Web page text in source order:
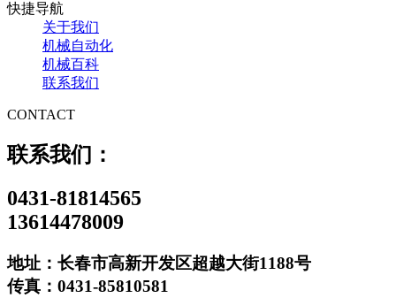
快捷导航
关于我们
机械自动化
机械百科
联系我们
CONTACT
联系我们：
0431-81814565
13614478009
地址：长春市高新开发区超越大街1188号
传真：0431-85810581